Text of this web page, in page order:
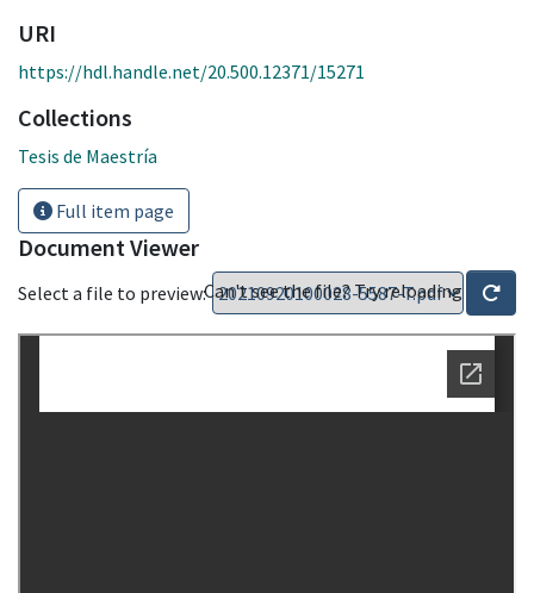
URI
https://hdl.handle.net/20.500.12371/15271
Collections
Tesis de Maestría
Full item page
Document Viewer
Select a file to preview:Can't see the file? Try reloading